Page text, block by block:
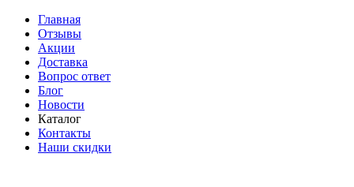
Главная
Отзывы
Акции
Доставка
Вопрос ответ
Блог
Новости
Каталог
Контакты
Наши скидки